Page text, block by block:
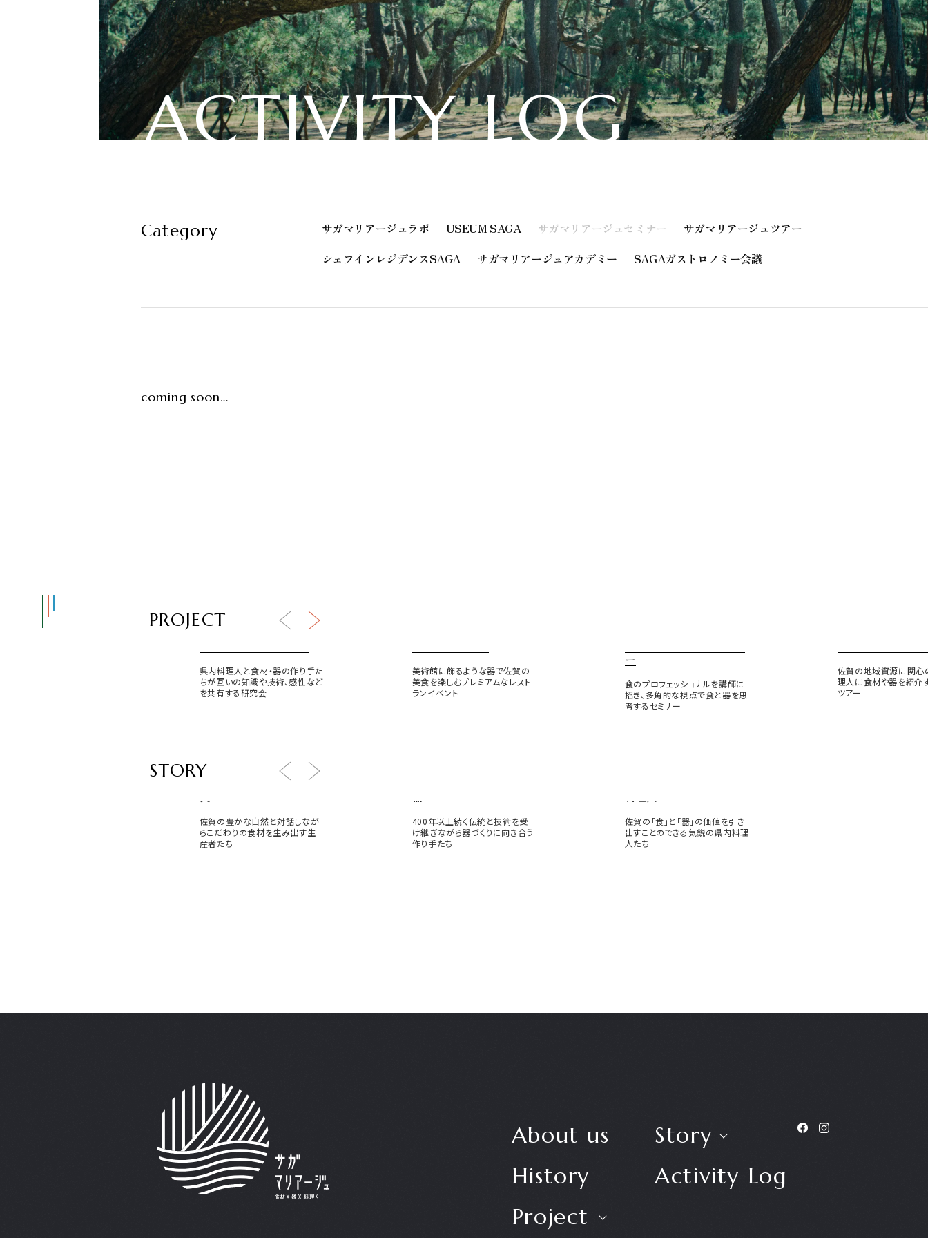
ACTIVITY LOG
Category サガマリアージュラボ USEUM SAGA サガマリアージュセミナー
サガマリアージュツアー
シェフインレジデンスSAGA
サガマリアージュアカデミー SAGAガストロノミー会議
coming soon…
PROJECT
県内料理人と食材・器の作り手た
ちが互いの知識や技術、感性など
を共有する研究会
美術館に飾るような器で佐賀の
美食を楽しむプレミアムなレスト
ランイベント
ー
食のプロフェッショナルを講師に
招き、多角的な視点で食と器を思
考するセミナー
佐賀の地域資源に関心
理人に食材や器を紹介
ツアー
STORY
佐賀の豊かな自然と対話しなが
らこだわりの食材を生み出す生
産者たち
400年以上続く伝統と技術を受
け継ぎながら器づくりに向き合う
作り手たち
佐賀の「食」と「器」の価値を引き
出すことのできる気鋭の県内料理
人たち
About us
History
Project
Story
Activity Log